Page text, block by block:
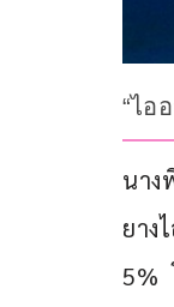
“ไอ
นาง
ยาง
5%